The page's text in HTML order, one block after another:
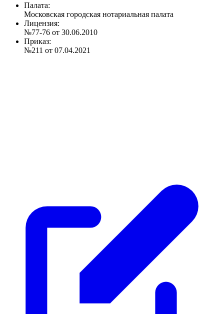
Палата:
Московская городская нотариальная палата
Лицензия:
№77-76 от 30.06.2010
Приказ:
№211 от 07.04.2021